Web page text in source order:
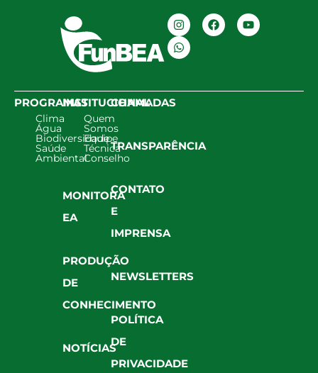
PROGRAMAS
Clima
Água
Biodiversidade
Saúde
Ambiental
INSTITUCIONAL
Quem
Somos
Equipe
Técnica
Conselho
MONITORA
EA
PRODUÇÃO
DE
CONHECIMENTO
NOTÍCIAS
CHAMADAS
TRANSPARÊNCIA
CONTATO
E
IMPRENSA
NEWSLETTERS
POLÍTICA
DE
PRIVACIDADE